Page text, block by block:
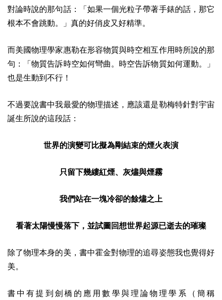
對論時說的那句話：「如果一個光粒子帶著手錶的話，那它
根本不會跳動。」真的好俏皮又好精準。
而美國物理學家惠勒在形容物質與時空相互作用時所說的那
句：「物質告訴時空如何彎曲。時空告訴物質如何運動。」
也是生動到不行！
不過要說書中我最愛的物理描述，應該還是勒梅特針對宇宙
誕生所說的這段話：
世界的演變可比擬為剛結束的煙火表演
只留下幾縷紅煙、灰燼與煙霧
我們站在一塊冷卻的餘燼之上
看著太陽慢慢落下， 並試圖回想世界起源已逝去的璀璨
除了物理本身的美，書中霍金對物理的追尋姿態我也覺得好
美。
書中有提到劍橋的應用數學與理論物理學系（簡稱